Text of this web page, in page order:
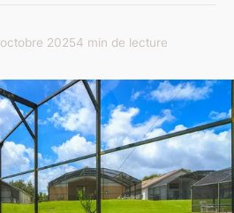
20254 min de lecture